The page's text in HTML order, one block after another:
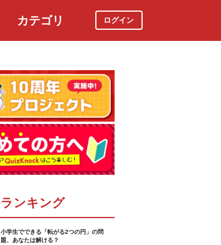
カテゴリ ログイン
ランキング
小学生でできる「転がる2つの円」の問
題、あなたは解ける？